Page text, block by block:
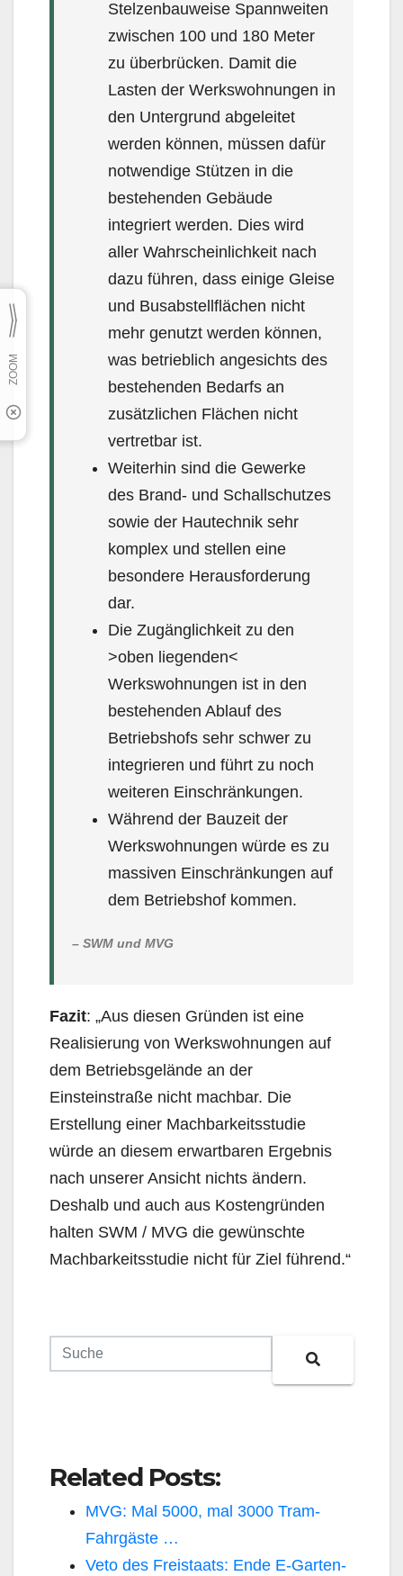
Stelzenbauweise Spannweiten
zwischen 100 und 180 Meter
zu überbrücken. Damit die
Lasten der Werkswohnungen in
den Untergrund abge­lei­tet
werden können, müssen dafür
notwendige Stützen in die
bestehenden Gebäude
integriert wer­den. Dies wird
aller Wahrscheinlichkeit nach
dazu führen, dass einige Gleise
und Busabstellflächen nicht
mehr genutzt werden können,
was betrieblich angesichts des
bestehenden Bedarfs an
zusätz­lichen Flächen nicht
vertretbar ist.
Weiterhin sind die Gewerke
des Brand- und Schallschutzes
sowie der Hautechnik sehr
komplex und stellen eine
besondere Herausforderung
dar.
Die Zugänglichkeit zu den
>oben liegenden<
Werkswohnungen ist in den
bestehenden Ablauf des
Betriebshofs sehr schwer zu
integrieren und führt zu noch
weiteren Einschränkungen.
Während der Bauzeit der
Werkswohnungen würde es zu
massiven Einschränkungen auf
dem Betriebshof kommen.
SWM und MVG
Fazit: „Aus diesen Gründen ist eine
Realisierung von Werkswohnungen auf
dem Betriebsgelände an der
Einsteinstraße nicht machbar. Die
Erstellung einer Machbarkeitsstudie
würde an diesem erwartbaren Ergebnis
nach unserer Ansicht nichts ändern.
Deshalb und auch aus Kostengründen
halten SWM / MVG die gewünschte
Machbarkeitsstudie nicht für Ziel führend.“
Related Posts:
MVG: Mal 5000, mal 3000 Tram-
Fahrgäste …
Veto des Freistaats: Ende E-Garten-